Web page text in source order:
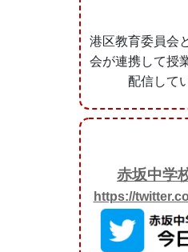
港区教育委員会
会が連携して授
配信して
赤坂中学
https://